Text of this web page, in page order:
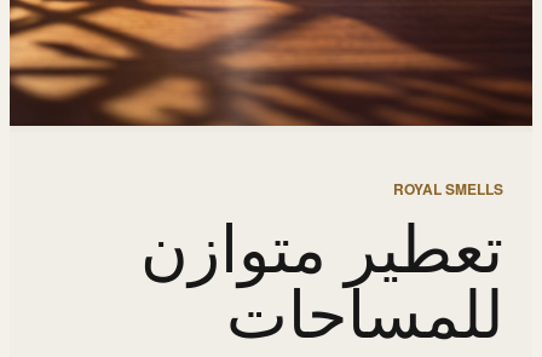
ROYAL SMELLS
تعطير متوازن
للمساحات